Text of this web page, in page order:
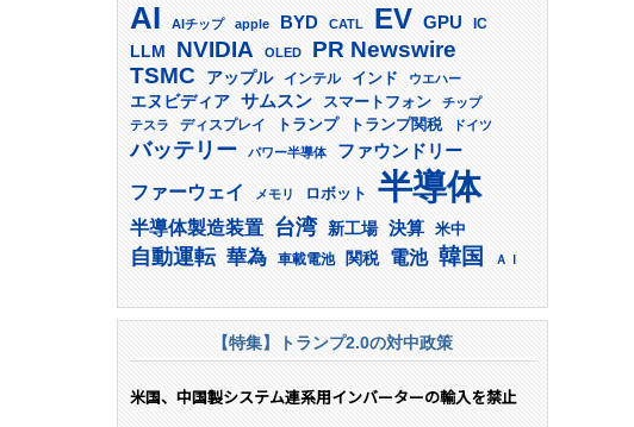
AI AIチップ apple BYD CATL EV GPU IC
LLM NVIDIA OLED PR Newswire
TSMC アップル インテル インド ウエハー
エヌビディア サムスン スマートフォン
チップ
テスラ
ディスプレイ トランプ トランプ関税 ドイツ
バッテリー パワー半導体 ファウンドリー
ファーウェイ メモリ ロボット 半導体
半導体製造装置 台湾 新工場 決算 米中
自動運転 華為 車載電池 関税 電池 韓国 ＡＩ
【特集】トランプ2.0の対中政策
米国、中国製システム連系用インバーターの輸入を禁止